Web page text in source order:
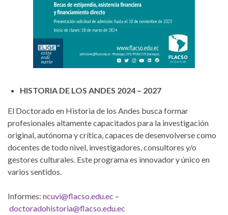
HISTORIA DE LOS ANDES 2024 – 2027
El Doctorado en Historia de los Andes busca formar
profesionales altamente capacitados para la investigación
original, autónoma y crítica, capaces de desenvolverse como
docentes de todo nivel, investigadores, consultores y/o
gestores culturales. Este programa es innovador y único en
varios sentidos.
Informes: ncuvi@flacso.edu.ec –
doctoradohistoria@flacso.edu.ec